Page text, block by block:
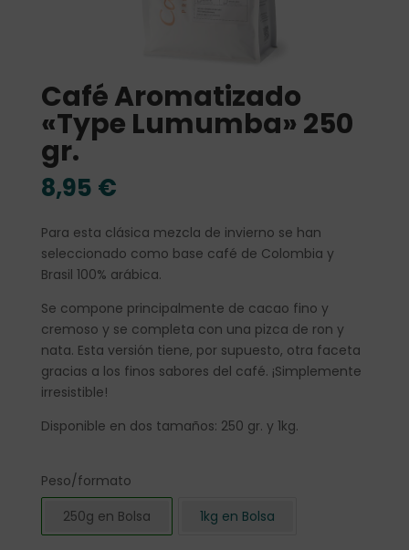
Café Aromatizado
«Type Lumumba» 250
gr.
8,95 €
Para esta clásica mezcla de invierno se han
seleccionado como base café de Colombia y
Brasil 100% arábica.
Se compone principalmente de cacao fino y
cremoso y se completa con una pizca de ron y
nata. Esta versión tiene, por supuesto, otra faceta
gracias a los finos sabores del café. ¡Simplemente
irresistible!
Disponible en dos tamaños: 250 gr. y 1kg.
Peso/formato
250g en Bolsa
1kg en Bolsa